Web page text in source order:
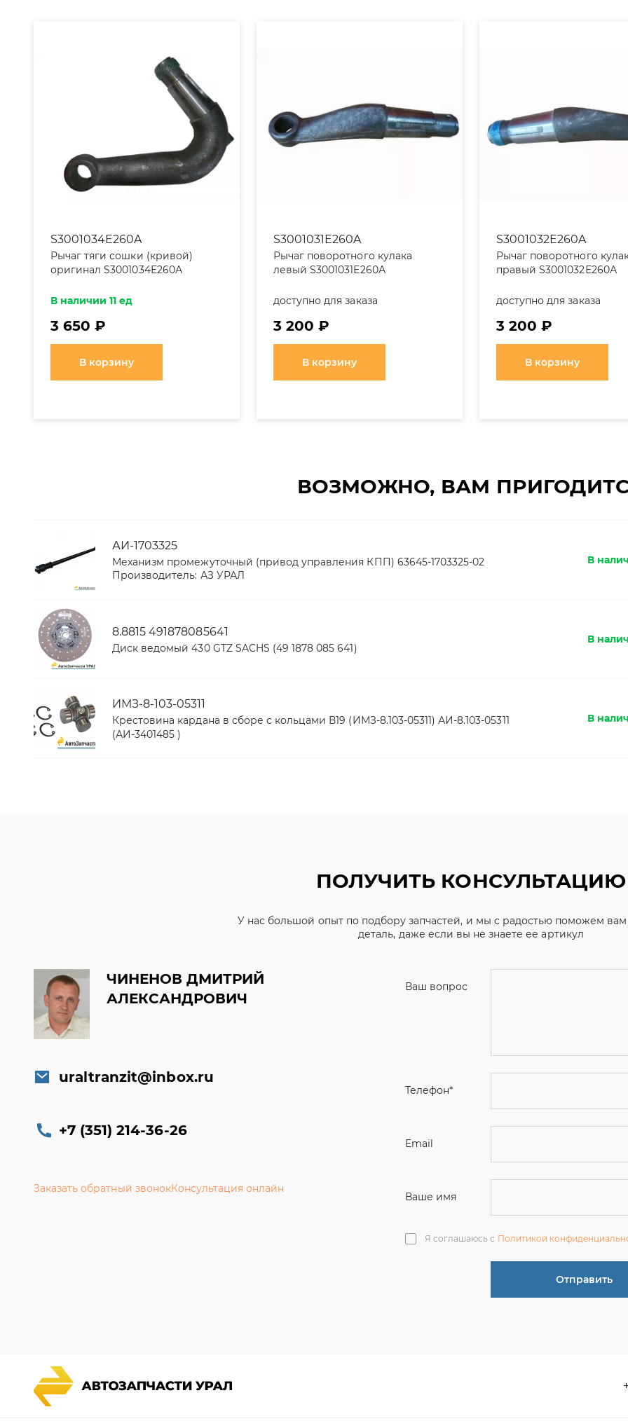
S3001034E260A
Рычаг тяги сошки (кривой)
оригинал S3001034Е260А
В наличии 11 ед
3 650 ₽
В корзину
S3001031E260A
Рычаг поворотного кулака
левый S3001031Е260А
доступно для заказа
3 200 ₽
В корзину
S3001032E260A
Рычаг поворотного
правый S3001032Е260А
доступно для заказа
3 200 ₽
В корзину
ВОЗМОЖНО, ВАМ
АИ-1703325
Механизм промежуточный (привод управления КПП) 63645-1703325-02
Производитель: АЗ УРАЛ
В
8.8815 491878085641
Диск ведомый 430 GTZ SACHS (49 1878 085 641)
В
ИМЗ-8-103-05311
Крестовина кардана в сборе с кольцами В19 (ИМЗ-8.103-05311) АИ-8.103-05311
(АИ-3401485 )
В
ПОЛУЧИТЬ КОНСУЛЬТАЦИЮ
У нас большой опыт по подбору запчастей, и мы с радостью поможем
деталь, даже если вы не знаете ее артикул
ЧИНЕНОВ ДМИТРИЙ
АЛЕКСАНДРОВИЧ
uraltranzit@inbox.ru
+7 (351) 214-36-26
Заказать обратный звонокКонсультация онлайн
Ваш вопрос
Я соглашаюсь с
Отправить
Каталог запчастей